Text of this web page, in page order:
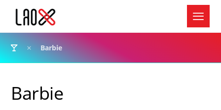
Barbie
Barbie